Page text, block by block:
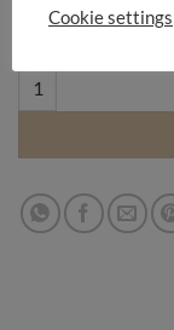
Selectează
U 4 quantity
Cookie settings